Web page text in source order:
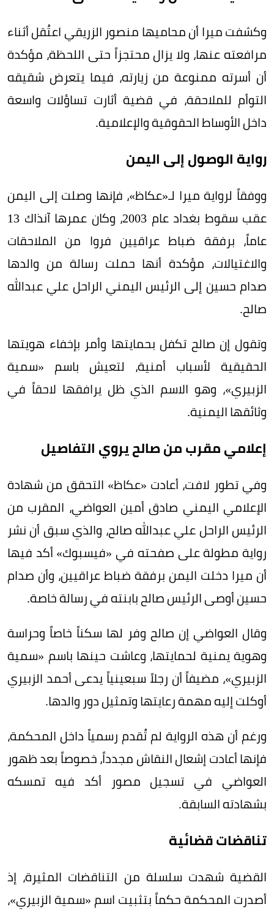
وكشفت ميرا أن محاميها منصور الزريقي اعتُقل أثناء
مرافعته عنها، ولا يزال محتجزاً حتى اللحظة، مؤكدة
أن أسرته ممنوعة من زيارته، فيما يتعرض شقيقه
التوأم للملاحقة، في قضية أثارت تساؤلات واسعة
داخل الأوساط الحقوقية والإعلامية.
رواية الوصول إلى اليمن
ووفقاً لرواية ميرا لـ«عكاظ»، فإنها وصلت إلى اليمن
عقب سقوط بغداد عام 2003، وكان عمرها آنذاك 13
عاماً، برفقة ضباط عراقيين فروا من الملاحقات
والاغتيالات، مؤكدة أنها حملت رسالة من والدها
صدام حسين إلى الرئيس اليمني الراحل علي عبدالله
صالح.
وتقول إن صالح تكفل بحمايتها وأمر بإخفاء هويتها
الحقيقية لأسباب أمنية، لتعيش باسم «سمية
الزبيري»، وهو الاسم الذي ظل يرافقها لاحقاً في
وثائقها اليمنية.
إعلامي مقرب من صالح يروي التفاصيل
وفي تطور لافت، أعادت «عكاظ» التحقق من شهادة
الإعلامي اليمني صادق أمين العواضي، المقرب من
الرئيس الراحل علي عبدالله صالح، والذي سبق أن نشر
رواية مطولة على صفحته في «فيسبوك» أكد فيها
أن ميرا دخلت اليمن برفقة ضباط عراقيين، وأن صدام
حسين أوصى الرئيس صالح بابنته في رسالة خاصة.
وقال العواضي إن صالح وفر لها سكناً خاصاً وحراسة
وهوية يمنية لحمايتها، وعاشت حينها باسم «سمية
الزبيري»، مضيفاً أن رجلاً سبعينياً يدعى أحمد الزبيري
أوكلت إليه مهمة رعايتها وتمثيل دور والدها.
ورغم أن هذه الرواية لم تُقدم رسمياً داخل المحكمة،
فإنها أعادت إشعال النقاش مجدداً، خصوصاً بعد ظهور
العواضي في تسجيل مصور أكد فيه تمسكه
بشهادته السابقة.
تناقضات قضائية
القضية شهدت سلسلة من التناقضات المثيرة، إذ
أصدرت المحكمة حكماً بتثبيت اسم «سمية الزبيري»،